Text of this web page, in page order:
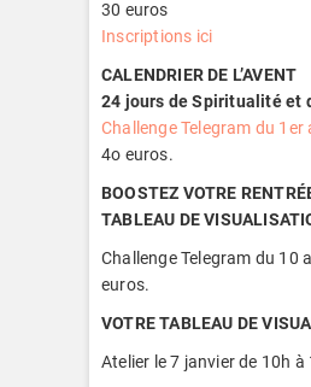
30 euros
Inscriptions ici
CALENDRIER DE L’AVENT
24 jours de Spiritualité et
Challenge Telegram du 1er
4o euros.
BOOSTEZ VOTRE
TABLEAU DE
Challenge Telegram du 10
euros.
VOTRE TABLEAU DE
Atelier le 7 janvier de 10h à